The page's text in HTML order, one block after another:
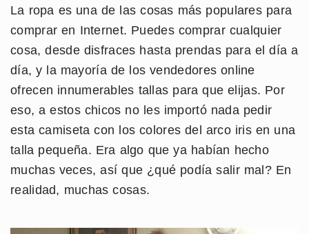
La ropa es una de las cosas más populares para
comprar en Internet. Puedes comprar cualquier
cosa, desde disfraces hasta prendas para el día a
día, y la mayoría de los vendedores online
ofrecen innumerables tallas para que elijas. Por
eso, a estos chicos no les importó nada pedir
esta camiseta con los colores del arco iris en una
talla pequeña. Era algo que ya habían hecho
muchas veces, así que ¿qué podía salir mal? En
realidad, muchas cosas.